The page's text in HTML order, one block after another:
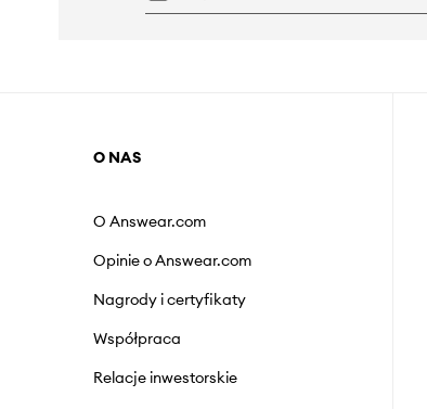
O NAS
O Answear.com
Opinie o Answear.com
Nagrody i certyfikaty
Współpraca
Relacje inwestorskie